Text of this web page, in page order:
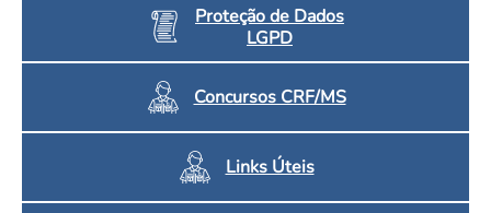
Proteção de Dados
LGPD
Concursos CRF/MS
Links Úteis